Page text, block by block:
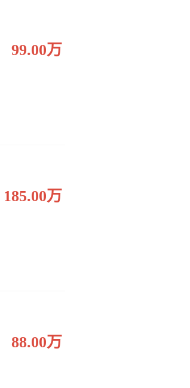
99.00万
185.00万
88.00万